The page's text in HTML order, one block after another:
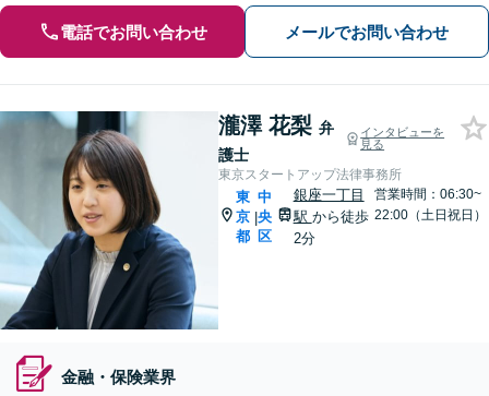
電話でお問い合わせ メールでお問い合わせ
瀧澤 花梨 弁
護士
インタビューを
見る
東京スタートアップ法律事務所
東
京
都
|
中
央
区
銀座一丁目
駅 から徒歩
2分
営業時間：06:30~
22:00（土日祝日）
金融・保険業界